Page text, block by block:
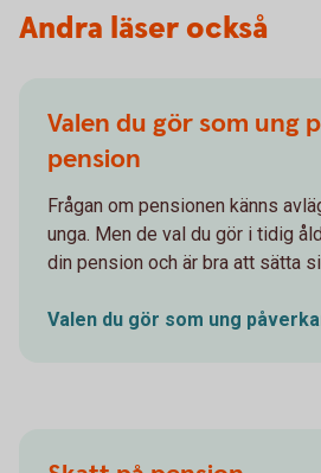
Andra läser också
Valen du gör som ung
pension
Frågan om pensionen känns
unga. Men de val du gör i tidig
din pension och är bra att sätta
Valen du gör som ung